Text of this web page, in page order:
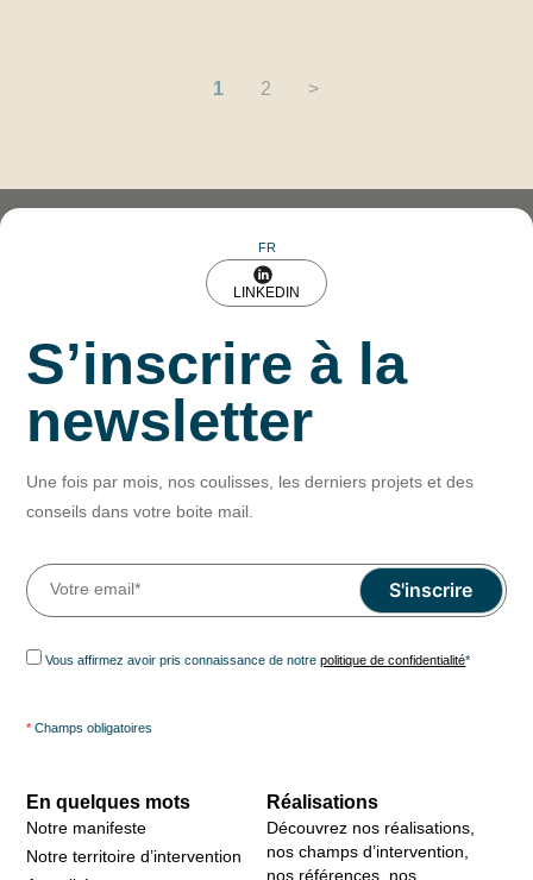
1 2 >
FR
LINKEDIN
S’inscrire à la
newsletter
Une fois par mois, nos coulisses, les derniers projets et des
conseils dans votre boite mail.
Vous affirmez avoir pris connaissance de notrepolitique de confidentialité*
* Champs obligatoires
En quelques mots
Notre manifeste
Notre territoire d’intervention
Réalisations
Découvrez nos réalisations,
nos champs d’intervention,
nos références, nos